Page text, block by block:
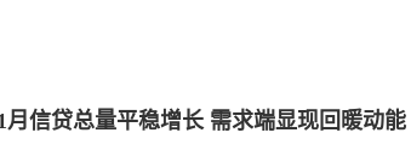
月信贷总量平稳增长 需求端显现回暖动能